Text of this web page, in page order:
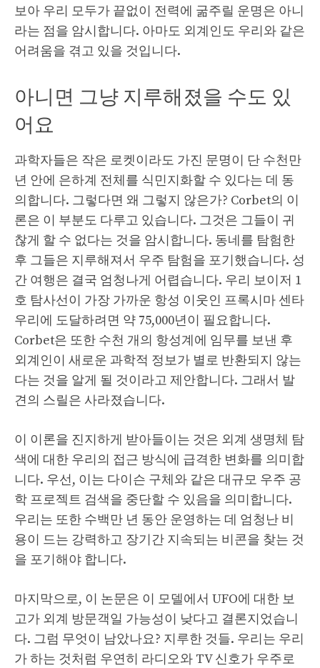
보아 우리 모두가 끝없이 전력에 굶주릴 운명은 아니
라는 점을 암시합니다. 아마도 외계인도 우리와 같은
어려움을 겪고 있을 것입니다.
아니면 그냥 지루해졌을 수도 있
어요
과학자들은 작은 로켓이라도 가진 문명이 단 수천만
년 안에 은하계 전체를 식민지화할 수 있다는 데 동
의합니다. 그렇다면 왜 그렇지 않은가? Corbet의 이
론은 이 부분도 다루고 있습니다. 그것은 그들이 귀
찮게 할 수 없다는 것을 암시합니다. 동네를 탐험한
후 그들은 지루해져서 우주 탐험을 포기했습니다. 성
간 여행은 결국 엄청나게 어렵습니다. 우리 보이저 1
호 탐사선이 가장 가까운 항성 이웃인 프록시마 센타
우리에 도달하려면 약 75,000년이 필요합니다.
Corbet은 또한 수천 개의 항성계에 임무를 보낸 후
외계인이 새로운 과학적 정보가 별로 반환되지 않는
다는 것을 알게 될 것이라고 제안합니다. 그래서 발
견의 스릴은 사라졌습니다.
이 이론을 진지하게 받아들이는 것은 외계 생명체 탐
색에 대한 우리의 접근 방식에 급격한 변화를 의미합
니다. 우선, 이는 다이슨 구체와 같은 대규모 우주 공
학 프로젝트 검색을 중단할 수 있음을 의미합니다.
우리는 또한 수백만 년 동안 운영하는 데 엄청난 비
용이 드는 강력하고 장기간 지속되는 비콘을 찾는 것
을 포기해야 합니다.
마지막으로, 이 논문은 이 모델에서 UFO에 대한 보
고가 외계 방문객일 가능성이 낮다고 결론지었습니
다. 그럼 무엇이 남았나요? 지루한 것들. 우리는 우리
가 하는 것처럼 우연히 라디오와 TV 신호가 우주로